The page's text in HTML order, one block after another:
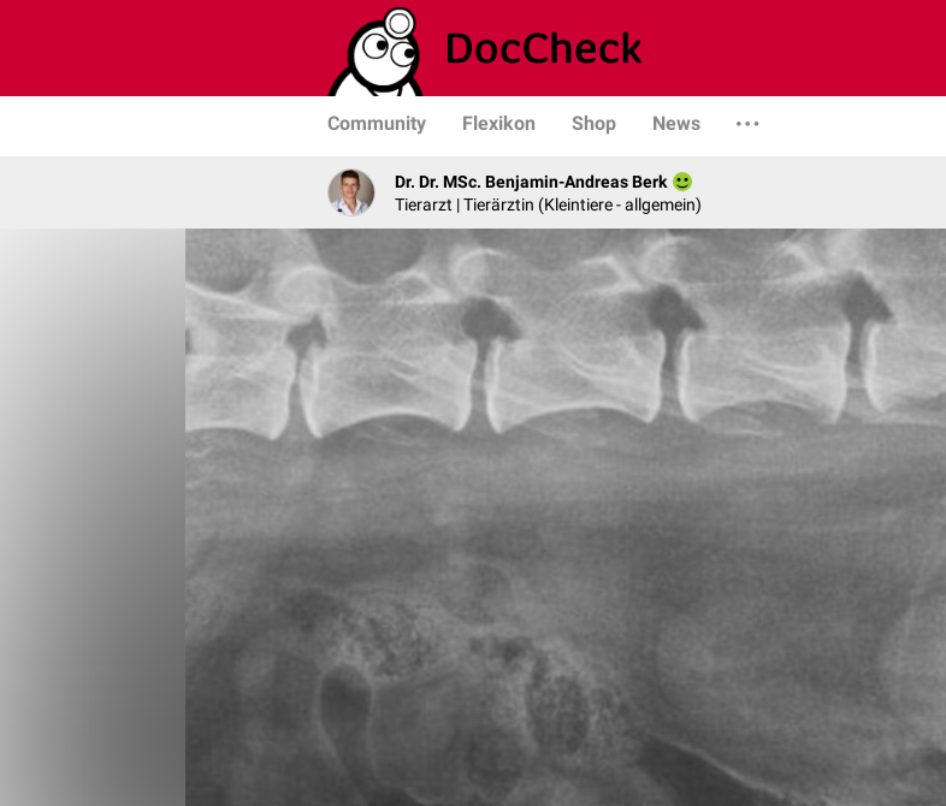
Community Flexikon Shop News
Dr. Dr. MSc. Benjamin-Andreas Berk
Tierarzt | Tierärztin (Kleintiere - allgemein)